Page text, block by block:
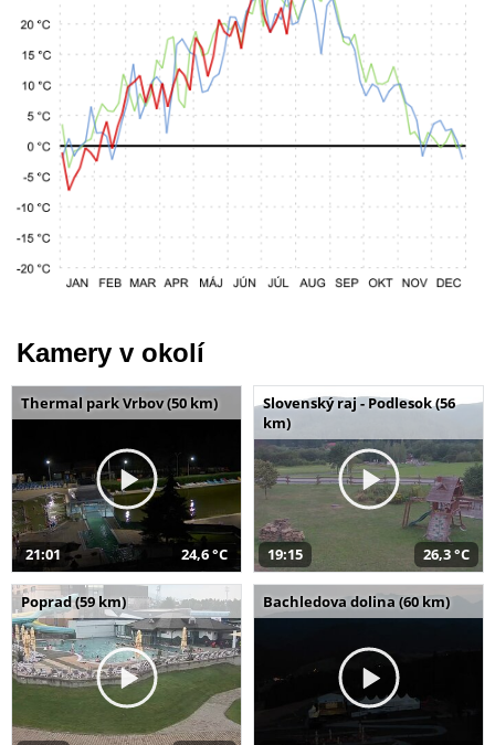
Kamery v okolí
Thermal park Vrbov (50 km)
21:01 24,6 °C
Slovenský raj - Podlesok (56
km)
19:15 26,3 °C
Poprad (59 km) Bachledova dolina (60 km)